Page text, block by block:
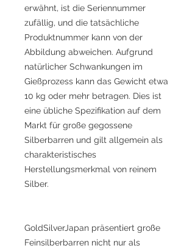
erwähnt, ist die Seriennummer
zufällig, und die tatsächliche
Produktnummer kann von der
Abbildung abweichen. Aufgrund
natürlicher Schwankungen im
Gießprozess kann das Gewicht etwa
10 kg oder mehr betragen. Dies ist
eine übliche Spezifikation auf dem
Markt für große gegossene
Silberbarren und gilt allgemein als
charakteristisches
Herstellungsmerkmal von reinem
Silber.
GoldSilverJapan präsentiert große
Feinsilberbarren nicht nur als